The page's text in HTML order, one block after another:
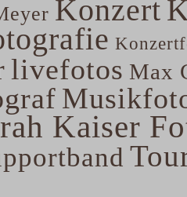
Konzert
livefotos Max
Kaiser